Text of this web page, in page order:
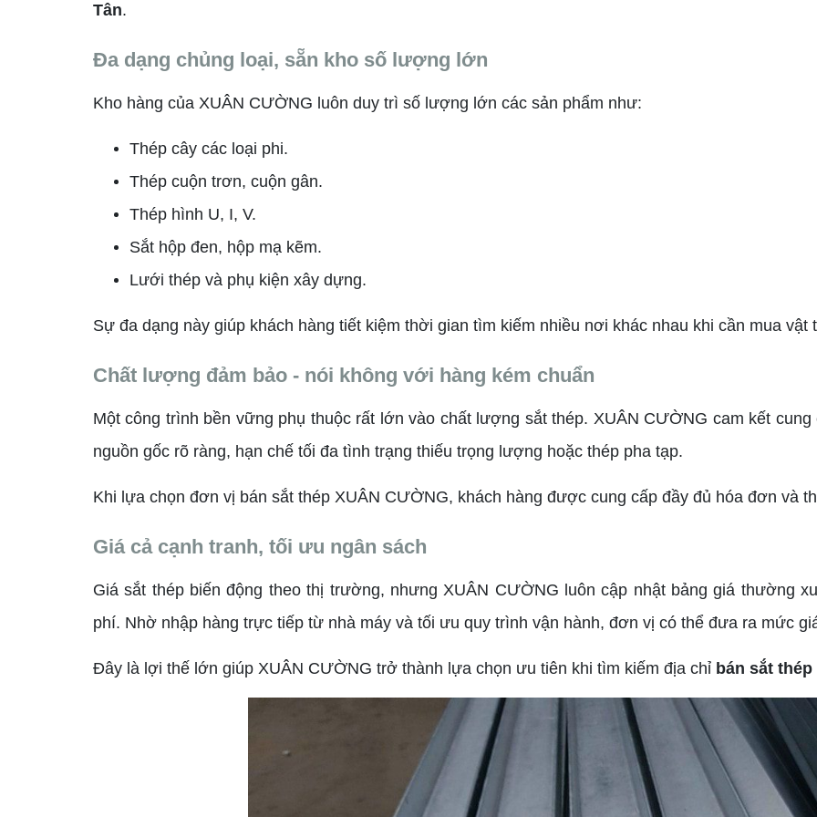
Tân.
Đa dạng chủng loại, sẵn kho số lượng lớn
Kho hàng của XUÂN CƯỜNG luôn duy trì số lượng lớn các sản phẩm như:
Thép cây các loại phi.
Thép cuộn trơn, cuộn gân.
Thép hình U, I, V.
Sắt hộp đen, hộp mạ kẽm.
Lưới thép và phụ kiện xây dựng.
Sự đa dạng này giúp khách hàng tiết kiệm thời gian tìm kiếm nhiều nơi khác nhau khi cần mua vật
Chất lượng đảm bảo - nói không với hàng kém chuẩn
Một công trình bền vững phụ thuộc rất lớn vào chất lượng sắt thép. XUÂN CƯỜNG cam kết
nguồn gốc rõ ràng, hạn chế tối đa tình trạng thiếu trọng lượng hoặc thép pha tạp.
Khi lựa chọn đơn vị bán sắt thép XUÂN CƯỜNG, khách hàng được cung cấp đầy đủ hóa đơn và
Giá cả cạnh tranh, tối ưu ngân sách
Giá sắt thép biến động theo thị trường, nhưng XUÂN CƯỜNG luôn cập nhật bảng giá thường
phí. Nhờ nhập hàng trực tiếp từ nhà máy và tối ưu quy trình vận hành, đơn vị có thể đưa ra mức
Đây là lợi thế lớn giúp XUÂN CƯỜNG trở thành lựa chọn ưu tiên khi tìm kiếm địa chỉ bán sắt